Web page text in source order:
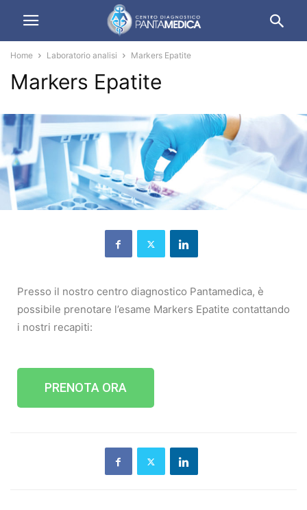
Home Laboratorio analisi Markers Epatite
Markers Epatite
Presso il nostro centro diagnostico Pantamedica, è
possibile prenotare l’esame Markers Epatite contattando
i nostri recapiti:
PRENOTA ORA